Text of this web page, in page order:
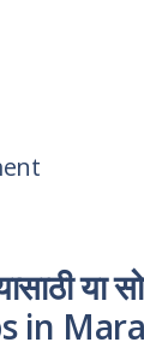
या
in